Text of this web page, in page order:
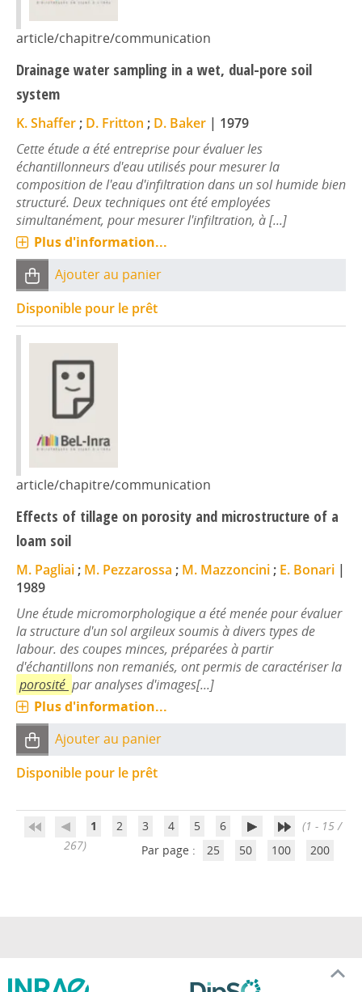
article/chapitre/communication
Drainage water sampling in a wet, dual-pore soil
system
K. Shaffer ; D. Fritton ; D. Baker | 1979
Cette étude a été entreprise pour évaluer les
échantillonneurs d'eau utilisés pour mesurer la
composition de l'eau d'infiltration dans un sol humide bien
structuré. Deux techniques ont été employées
simultanément, pour mesurer l'infiltration, à [...]
Plus d'information...
Ajouter au panier
Disponible pour le prêt
article/chapitre/communication
Effects of tillage on porosity and microstructure of a
loam soil
M. Pagliai ; M. Pezzarossa ; M. Mazzoncini ; E. Bonari |
1989
Une étude micromorphologique a été menée pour évaluer
la structure d'un sol argileux soumis à divers types de
labour. des coupes minces, préparées à partir
d'échantillons non remaniés, ont permis de caractériser la
porosité par analyses d'images[...]
Plus d'information...
Ajouter au panier
Disponible pour le prêt
1 2 3 4 5 6
(1 - 15 /
267)
Par page : 25 50 100 200